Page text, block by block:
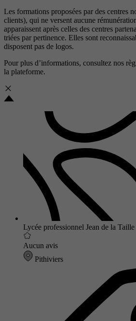
Les formations proposées par des centres
clients), qui ne versent aucune
apparaissent après celles des centres
triées par pertinence. Elles sont
disposent pas de logos.
Pour plus d’informations, consultez nos
la plateforme.
Lycée professionnel Jean de la Taille
Aucun avis
Pithiviers